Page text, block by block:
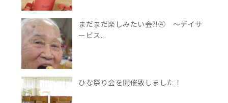
まだまだ楽しみたい会⁈④ ～デイサ
ービス...
ひな祭り会を開催致しました！